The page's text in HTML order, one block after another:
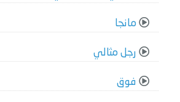
مانجا
رجل مثالي
فوق